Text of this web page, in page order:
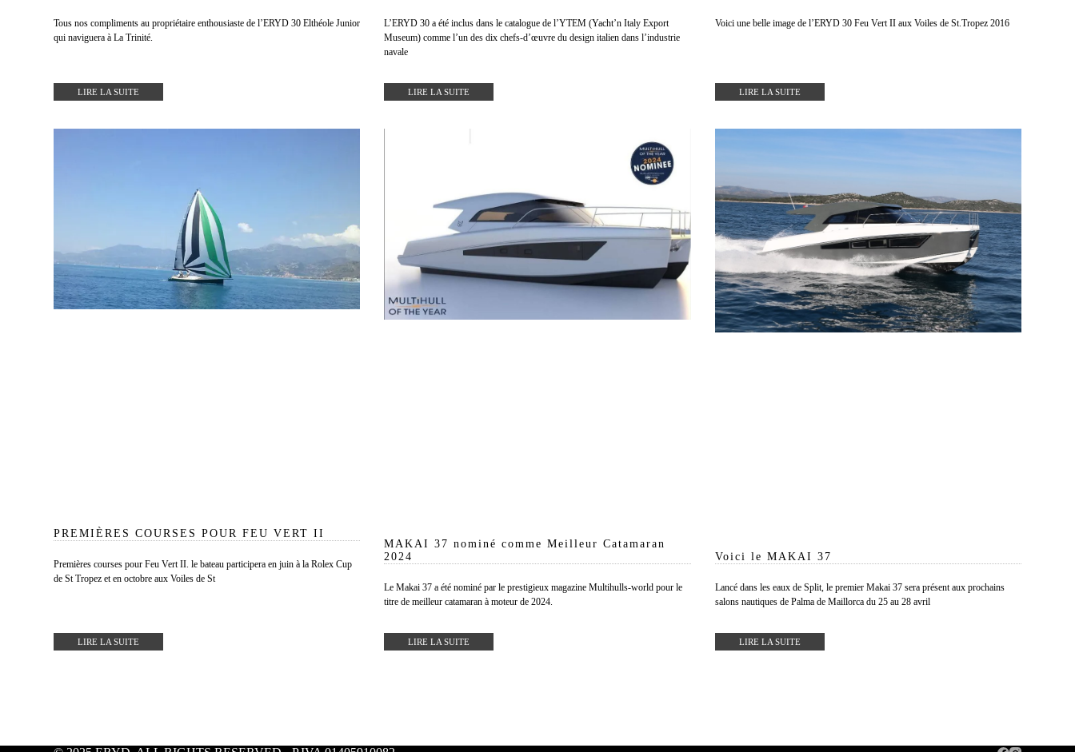
Tous nos compliments au propriétaire enthousiaste de l’ERYD 30 Elthéole Junior
qui naviguera à La Trinité.
LIRE LA SUITE
L’ERYD 30 a été inclus dans le catalogue de l’YTEM (Yacht’n Italy Export
Museum) comme l’un des dix chefs-d’œuvre du design italien dans l’industrie
navale
LIRE LA SUITE
Voici une belle image de l’ERYD 30 Feu Vert II aux Voiles de St.Tropez 2016
LIRE LA SUITE
PREMIÈRES COURSES POUR FEU VERT II
Premières courses pour Feu Vert II. le bateau participera en juin à la Rolex Cup
de St Tropez et en octobre aux Voiles de St
LIRE LA SUITE
MAKAI 37 nominé comme Meilleur Catamaran
2024
Le Makai 37 a été nominé par le prestigieux magazine Multihulls-world pour le
titre de meilleur catamaran à moteur de 2024.
LIRE LA SUITE
Voici le MAKAI 37
Lancé dans les eaux de Split, le premier Makai 37 sera présent aux prochains
salons nautiques de Palma de Maillorca du 25 au 28 avril
LIRE LA SUITE